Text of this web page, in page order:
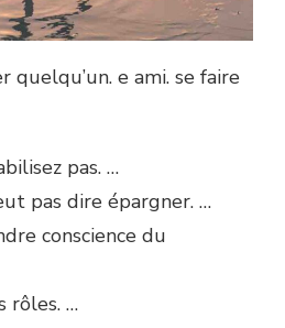
quelqu’un. e ami. se faire
pas. …
pas dire épargner. …
conscience du
rôles. …